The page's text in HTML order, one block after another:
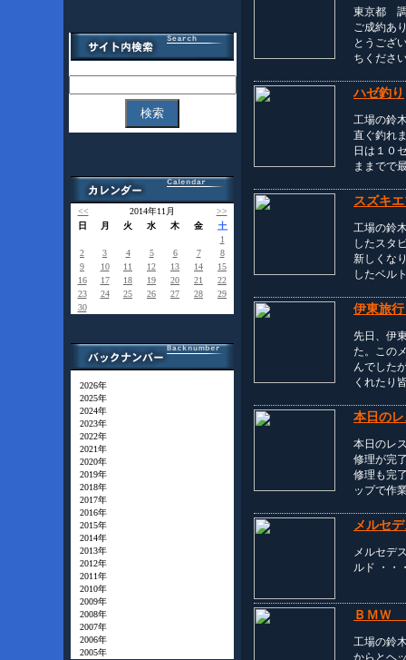
<< 2014年11月
>>
日
月 火 水 木 金 土
1
2
3 4 5 6 7
8
9
10 11 12 13 14
15
16
17 18 19 20 21
22
23
24 25 26 27 28
29
30
2026年
2025年
2024年
2023年
2022年
2021年
2020年
2019年
2018年
2017年
2016年
2015年
2014年
2013年
2012年
2011年
2010年
2009年
2008年
2007年
2006年
2005年
東京都
ご成約あ
とうござ
ちくださ
ハゼ釣り
工場の鈴
直ぐ釣れ
日は１０
ままでで
スズキ
工場の鈴
したスタ
新しくな
したベル
伊東旅
先日、伊
た。この
んでした
くれたり
本日の
本日のレ
修理が完
修理も完
ップで作
メルセ
メルセデ
ルド ・・
ＢＭＷ
工場の鈴
からとヘ